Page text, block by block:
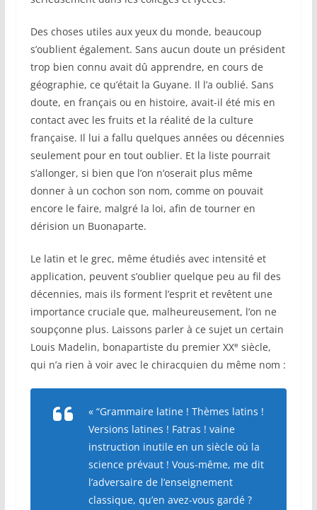
Des choses utiles aux yeux du monde, beaucoup
s’oublient également. Sans aucun doute un président
trop bien connu avait dû apprendre, en cours de
géographie, ce qu’était la Guyane. Il l’a oublié. Sans
doute, en français ou en histoire, avait-il été mis en
contact avec les fruits et la réalité de la culture
française. Il lui a fallu quelques années ou décennies
seulement pour en tout oublier. Et la liste pourrait
s’allonger, si bien que l’on n’oserait plus même
donner à un cochon son nom, comme on pouvait
encore le faire, malgré la loi, afin de tourner en
dérision un Buonaparte.
Le latin et le grec, même étudiés avec intensité et
application, peuvent s’oublier quelque peu au fil des
décennies, mais ils forment l’esprit et revêtent une
importance cruciale que, malheureusement, l’on ne
soupçonne plus. Laissons parler à ce sujet un certain
Louis Madelin, bonapartiste du premier XXe siècle,
qui n’a rien à voir avec le chiracquien du même nom :
« “Grammaire latine ! Thèmes latins !
Versions latines ! Fatras ! vaine
instruction inutile en un siècle où la
science prévaut ! Vous-même, me dit
l’adversaire de l’enseignement
classique, qu’en avez-vous gardé ?